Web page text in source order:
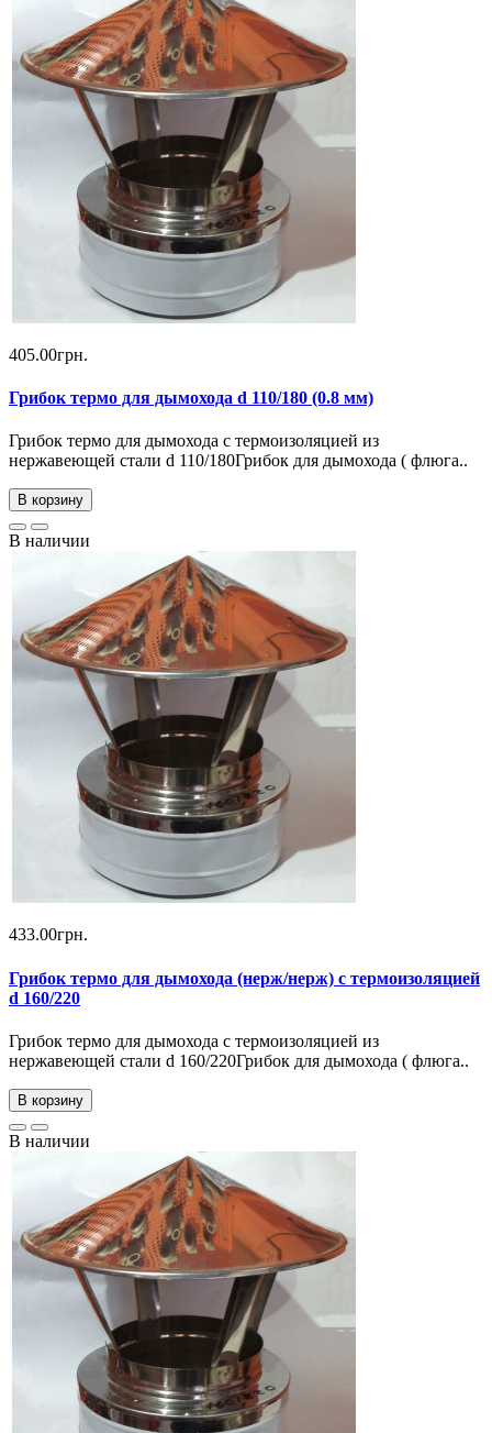
405.00грн.
Грибок термо для дымохода d 110/180 (0.8 мм)
Грибок термо для дымохода с термоизоляцией из
нержавеющей стали d 110/180Грибок для дымохода ( флюга..
В корзину
В наличии
433.00грн.
Грибок термо для дымохода (нерж/нерж) с термоизоляцией
d 160/220
Грибок термо для дымохода с термоизоляцией из
нержавеющей стали d 160/220Грибок для дымохода ( флюга..
В корзину
В наличии